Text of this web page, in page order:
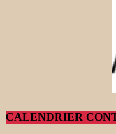
CALENDRIER